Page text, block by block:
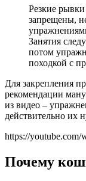
Резкие
запрещены,
Занятия
потом
походкой с
Для закрепления
рекомендации
из видео –
действительно их
https://
Почему